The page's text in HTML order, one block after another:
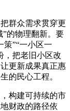
群众需求贯穿更
”的物理翻新。要
策”“一小区一
，把老旧小区改
更新成果真正惠
的民心工程。
构建可持续的市
财政的路径依